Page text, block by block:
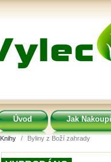
Úvod Jak
Knihy Byliny z Boží zahrady